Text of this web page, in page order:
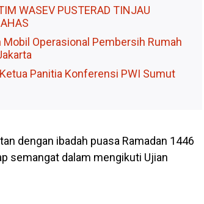
WASEV PUSTERAD TINJAU
Mobil Operasional Pembersih Rumah
Panitia Konferensi PWI Sumut
dengan ibadah puasa Ramadan 1446
semangat dalam mengikuti Ujian